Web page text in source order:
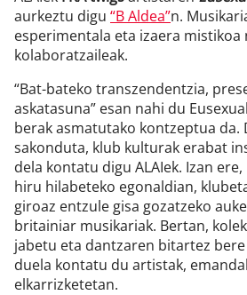
aurkeztu digu “B Aldea”n.
esperimentala eta izaera
kolaboratzaileak.
“Bat-bateko transzendentzia,
askatasuna” esan nahi du
berak asmatutako kontzeptua da.
sakonduta, klub kulturak erabat
dela kontatu digu ALAIek. Izan
hiru hilabeteko egonaldian,
giroaz entzule gisa gozatzeko
britainiar musikariak. Bertan,
jabetu eta dantzaren bitartez
duela kontatu du artistak,
elkarrizketetan.